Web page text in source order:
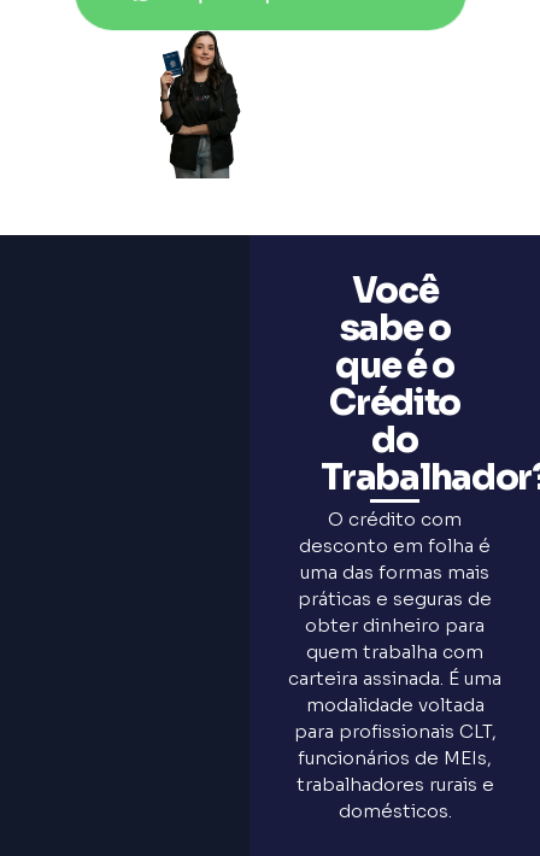
Você
sabe o
que é o
Crédito
do
O crédito com
desconto em folha é
uma das formas mais
práticas e seguras de
obter dinheiro para
quem trabalha com
carteira assinada. É uma
modalidade voltada
para profissionais CLT,
funcionários de MEIs,
trabalhadores rurais e
domésticos.